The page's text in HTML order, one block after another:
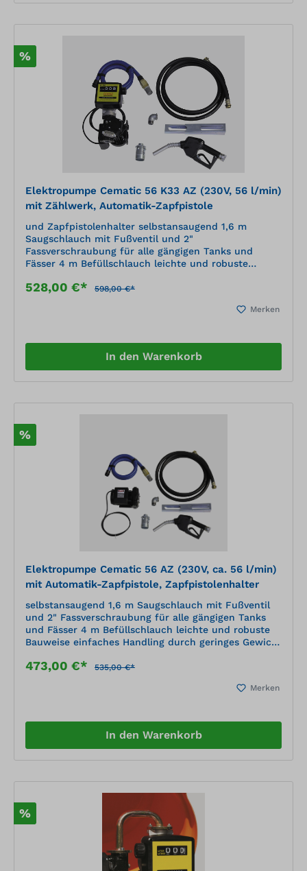
%
Elektropumpe Cematic 56 K33 AZ (230V, 56 l/min)
mit Zählwerk, Automatik-Zapfpistole
und Zapfpistolenhalter selbstansaugend 1,6 m
Saugschlauch mit Fußventil und 2"
Fassverschraubung für alle gängigen Tanks und
Fässer 4 m Befüllschlauch leichte und robuste
mit Heberschutz
528,00 €* 598,00 €*
Merken
In den Warenkorb
%
Elektropumpe Cematic 56 AZ (230V, ca. 56 l/min)
mit Automatik-Zapfpistole, Zapfpistolenhalter
selbstansaugend 1,6 m Saugschlauch mit Fußventil
und 2" Fassverschraubung für alle gängigen Tanks
und Fässer 4 m Befüllschlauch leichte und robuste
Bauweise einfaches Handling durch geringes Gewicht
473,00 €* 535,00 €*
Merken
In den Warenkorb
%